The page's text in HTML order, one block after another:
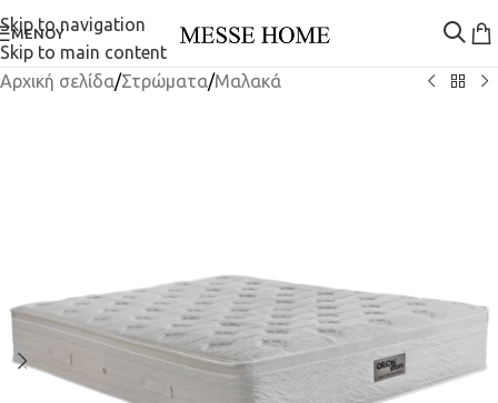
Skip to navigation
Skip to main content
ΜΕΝΟΎ
Αρχική σελίδα/Στρώματα/Μαλακά